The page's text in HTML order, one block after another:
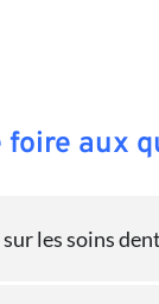
foire aux
les soins